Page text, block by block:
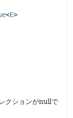
<E>
クションがnullで